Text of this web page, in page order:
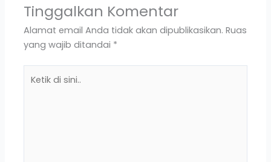
Tinggalkan Komentar
Alamat email Anda tidak akan dipublikasikan. Ruas
yang wajib ditandai *
di